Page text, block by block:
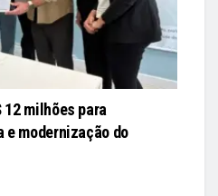
12 milhões para
e modernização do